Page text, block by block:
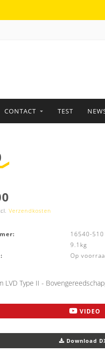
Meer
CONTACT TEST
Verzendkosten
16540-510
9.1kg
Op
LVD Type II -
VIDEO
Download